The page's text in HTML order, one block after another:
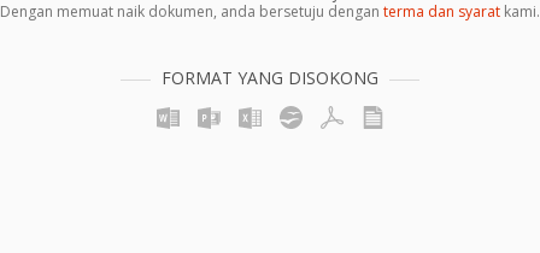
Dengan memuat naik dokumen, anda bersetuju dengan terma dan syarat kami.
FORMAT YANG DISOKONG